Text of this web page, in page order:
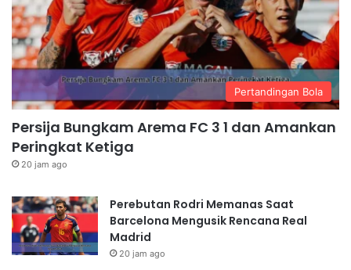
Pertandingan Bola
Persija Bungkam Arema FC 3 1 dan Amankan
Peringkat Ketiga
20 jam ago
Perebutan Rodri Memanas Saat
Barcelona Mengusik Rencana Real
Madrid
20 jam ago